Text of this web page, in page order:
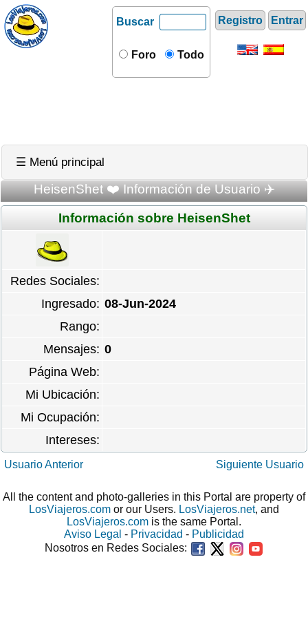
Registro Entrar
Buscar
Foro Todo
☰ Menú principal
HeisenShet ❤️ Información de Usuario ✈️
Información sobre HeisenShet
Redes Sociales:
Ingresado: 08-Jun-2024
Rango:
Mensajes: 0
Página Web:
Mi Ubicación:
Mi Ocupación:
Intereses:
Usuario Anterior Siguiente Usuario
All the content and photo-galleries in this Portal are property of
LosViajeros.com or our Users. LosViajeros.net, and
LosViajeros.com is the same Portal.
Aviso Legal - Privacidad - Publicidad
Nosotros en Redes Sociales: